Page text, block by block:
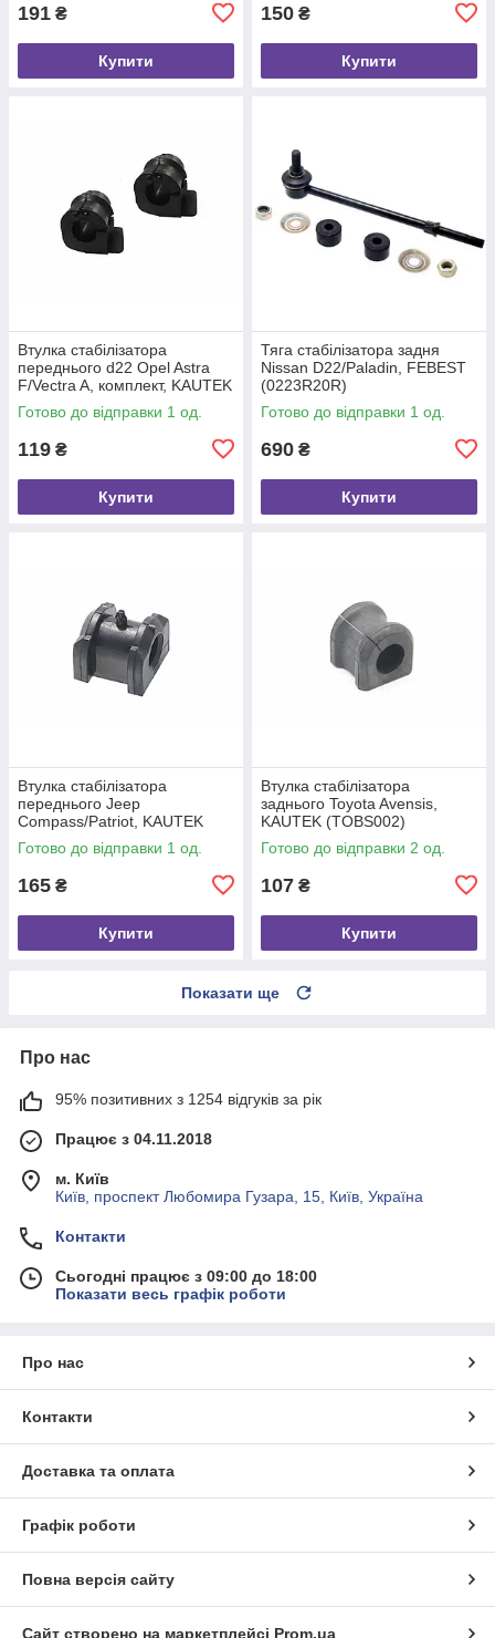
191 ₴
Купити
150 ₴
Купити
Втулка стабілізатора
переднього d22 Opel Astra
F/Vectra A, комплект, KAUTEK
(OPKT003)
Готово до відправки 1 од.
119 ₴
Купити
Тяга стабілізатора задня
Nissan D22/Paladin, FEBEST
(0223R20R)
Готово до відправки 1 од.
690 ₴
Купити
Втулка стабілізатора
переднього Jeep
Compass/Patriot, KAUTEK
(JPBS056)
Готово до відправки 1 од.
165 ₴
Купити
Втулка стабілізатора
заднього Toyota Avensis,
KAUTEK (TOBS002)
Готово до відправки 2 од.
107 ₴
Купити
Показати ще
Про нас
95% позитивних з 1254 відгуків за рік
Працює з 04.11.2018
м. Київ
Київ, проспект Любомира Гузара, 15, Київ, Україна
Контакти
Сьогодні працює з 09:00 до 18:00
Показати весь графік роботи
Про нас
Контакти
Доставка та оплата
Графік роботи
Повна версія сайту
Сайт створено на маркетплейсі Prom.ua